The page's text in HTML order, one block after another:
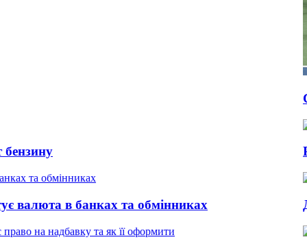
та обмінниках
Світоліна
Росія
Долар